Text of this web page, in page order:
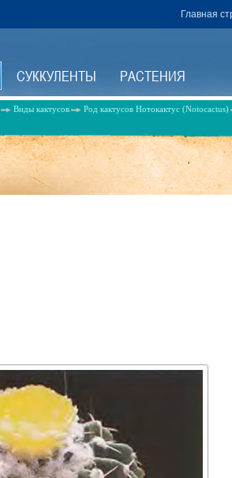
Главная
СУККУЛЕНТЫ РАСТЕНИЯ
Виды кактусов Род кактусов Нотокактус (Notocactus)